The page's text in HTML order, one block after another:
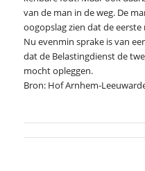
van de man in de weg. De
oogopslag zien dat de
Nu evenmin sprake is van
dat de Belastingdienst de
mocht opleggen.
Bron: Hof Arnhem-